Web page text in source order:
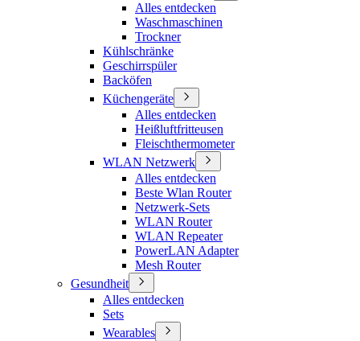
Alles entdecken
Waschmaschinen
Trockner
Kühlschränke
Geschirrspüler
Backöfen
Küchengeräte
Alles entdecken
Heißluftfritteusen
Fleischthermometer
WLAN Netzwerk
Alles entdecken
Beste Wlan Router
Netzwerk-Sets
WLAN Router
WLAN Repeater
PowerLAN Adapter
Mesh Router
Gesundheit
Alles entdecken
Sets
Wearables